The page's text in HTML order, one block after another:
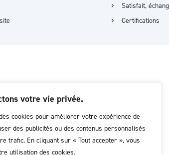
votre vie privée.
cookies pour améliorer votre expérience de
des publicités ou des contenus personnalisés
trafic. En cliquant sur « Tout accepter », vous
utilisation des cookies.
Satisfait,
Certifications